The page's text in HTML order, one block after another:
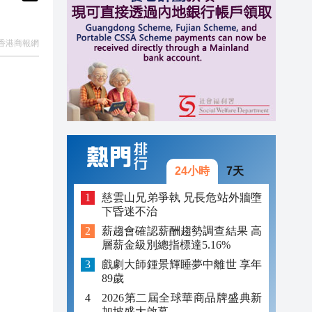
09:31
港商報網
24小時 7天
慈雲山兄弟爭執 兄長危站外牆墮
下昏迷不治
薪趨會確認薪酬趨勢調查結果 高
層薪金級別總指標達5.16%
戲劇大師鍾景輝睡夢中離世 享年
89歲
2026第二屆全球華商品牌盛典新